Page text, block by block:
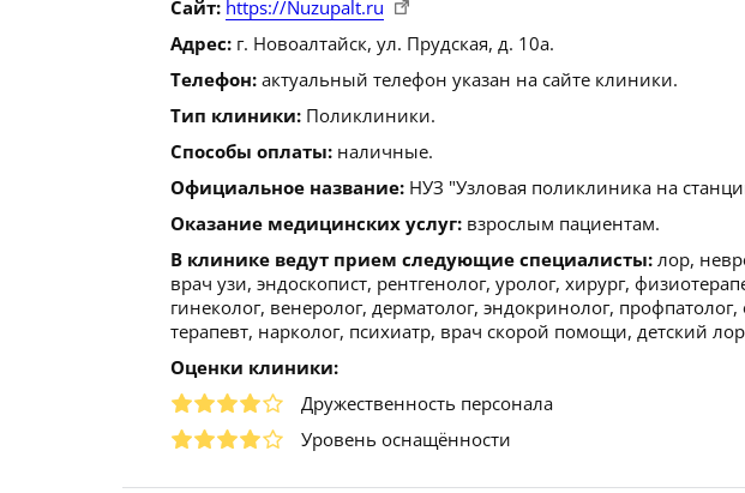
Сайт: https://Nuzupalt.ru
Адрес: г. Новоалтайск, ул. Прудская, д. 10а.
Телефон: актуальный телефон указан на сайте клиники.
Тип клиники: Поликлиники.
Способы оплаты: наличные.
Официальное название: НУЗ "Узловая поликлиника на
Оказание медицинских услуг: взрослым пациентам.
В клинике ведут прием следующие специалисты: лор,
врач узи, эндоскопист, рентгенолог, уролог, хирург,
гинеколог, венеролог, дерматолог, эндокринолог,
терапевт, нарколог, психиатр, врач скорой помощи, детский
Оценки клиники:
Дружественность персонала
Уровень оснащённости